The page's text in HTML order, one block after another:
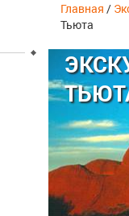
Главная /
Тьюта